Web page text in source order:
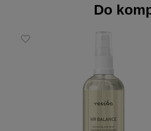
składników pochodzenia naturalnego
stosować zarówno na dzień, jak i na noc.
wiodący: niacynamid i oregano
dla wegan
Free
Do